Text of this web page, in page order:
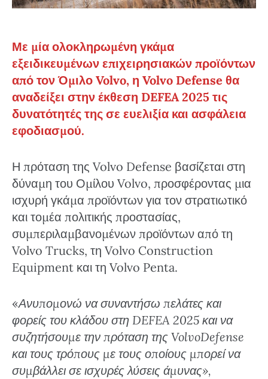
Με μία ολοκληρωμένη γκάμα
εξειδικευμένων επιχειρησιακών προϊόντων
από τον Όμιλο Volvo, η Volvo Defense θα
αναδείξει στην έκθεση DEFEA 2025 τις
δυνατότητές της σε ευελιξία και ασφάλεια
εφοδιασμού.
Η πρόταση της Volvo Defense βασίζεται στη
δύναμη του Ομίλου Volvo, προσφέροντας μια
ισχυρή γκάμα προϊόντων για τον στρατιωτικό
και τομέα πολιτικής προστασίας,
συμπεριλαμβανομένων προϊόντων από τη
Volvo Trucks, τη Volvo Construction
Equipment και τη Volvo Penta.
«Ανυπομονώ να συναντήσω πελάτες και
φορείς του κλάδου στη DEFEA 2025 και να
συζητήσουμε την πρόταση της VolvoDefense
και τους τρόπους με τους οποίους μπορεί να
συμβάλλει σε ισχυρές λύσεις άμυνας»,